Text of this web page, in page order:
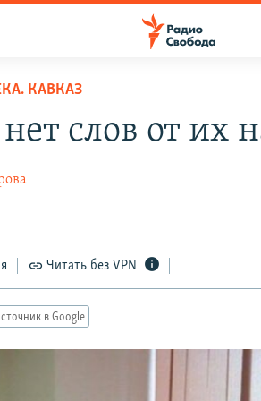
КАВКАЗ
слов от их
Читать без VPN
в Google